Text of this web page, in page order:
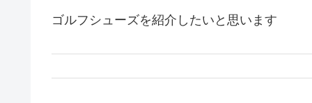
ゴルフシューズを紹介したいと思います